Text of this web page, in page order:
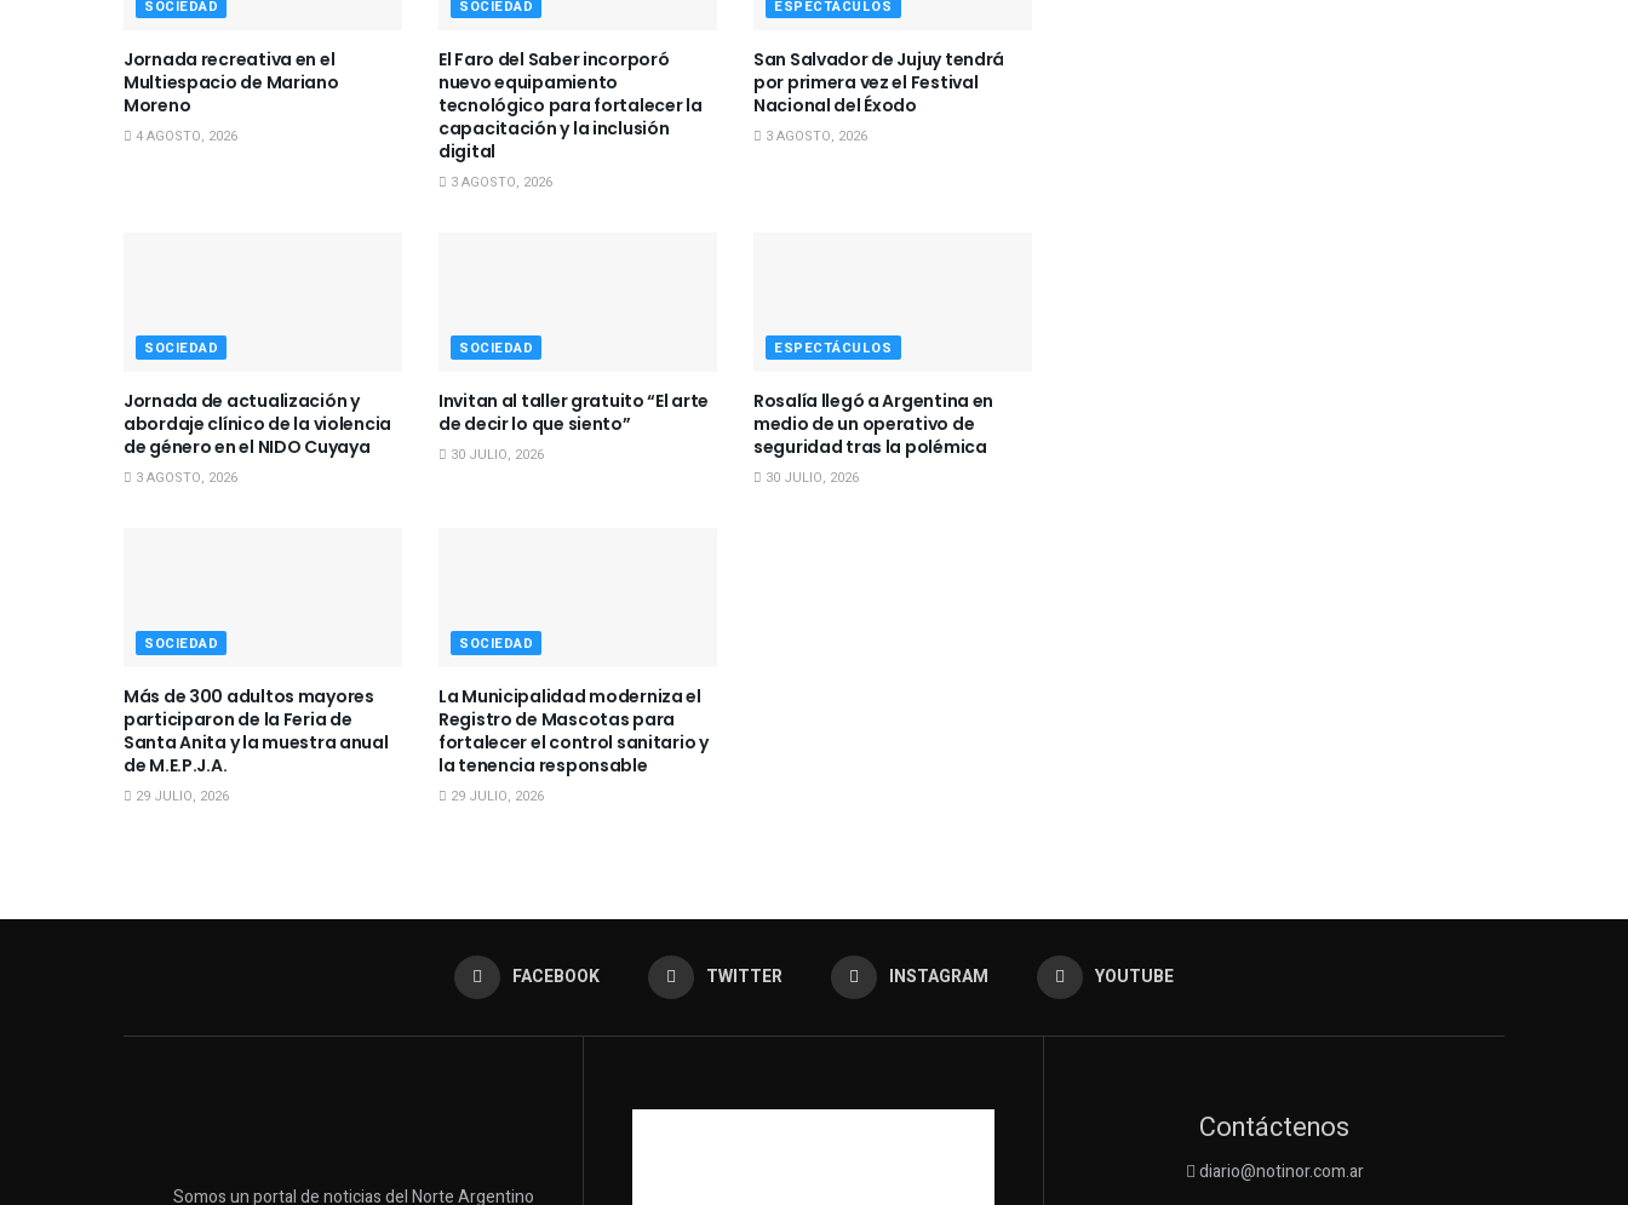
SOCIEDAD
Jornada recreativa en el
Multiespacio de Mariano
Moreno
4 AGOSTO, 2026
SOCIEDAD
El Faro del Saber incorporó
nuevo equipamiento
tecnológico para fortalecer la
capacitación y la inclusión
digital
3 AGOSTO, 2026
ESPECTÁCULOS
San Salvador de Jujuy tendrá
por primera vez el Festival
Nacional del Éxodo
3 AGOSTO, 2026
SOCIEDAD
Jornada de actualización y
abordaje clínico de la violencia
de género en el NIDO Cuyaya
3 AGOSTO, 2026
SOCIEDAD
Invitan al taller gratuito “El arte
de decir lo que siento”
30 JULIO, 2026
ESPECTÁCULOS
Rosalía llegó a Argentina en
medio de un operativo de
seguridad tras la polémica
30 JULIO, 2026
SOCIEDAD
Más de 300 adultos mayores
participaron de la Feria de
Santa Anita y la muestra anual
de M.E.P.J.A.
29 JULIO, 2026
SOCIEDAD
La Municipalidad moderniza el
Registro de Mascotas para
fortalecer el control sanitario y
la tenencia responsable
29 JULIO, 2026
FACEBOOK TWITTER INSTAGRAM YOUTUBE
Somos un portal de noticias del Norte Argentino
Contáctenos
diario@notinor.com.ar